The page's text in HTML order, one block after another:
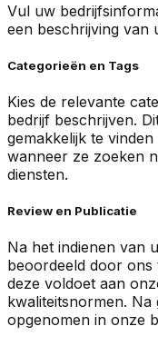
Vul uw
een beschrijving van
Categorieën en Tags
Kies de relevante
bedrijf beschrijven.
gemakkelijk te vinden
wanneer ze zoeken
diensten.
Review en Publicatie
Na het indienen van
beoordeeld door
deze voldoet aan
kwaliteitsnormen.
opgenomen in onze